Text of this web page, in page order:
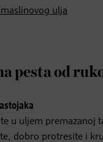
ulja
pesta od
u uljem premazanoj
dobro protresite i